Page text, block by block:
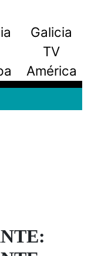
Galicia
TV
América